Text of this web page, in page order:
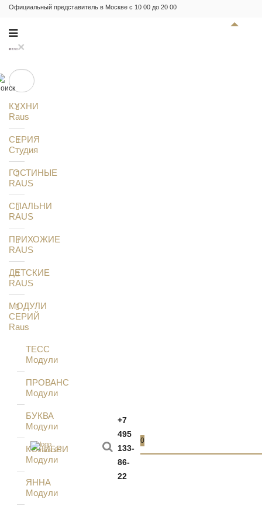
Официальный представитель в Москве с 10 00 до 20 00
×
КУХНИ
Raus
СЕРИЯ
Студия
ГОСТИНЫЕ
RAUS
СПАЛЬНИ
RAUS
ПРИХОЖИЕ
RAUS
ДЕТСКИЕ
RAUS
МОДУЛИ
СЕРИЙ
Raus
ТЕСС
Модули
ПРОВАНС
Модули
БУКВА
Модули
КОЛИБРИ
Модули
ЯННА
Модули
+7
495
133-
86-
22
0